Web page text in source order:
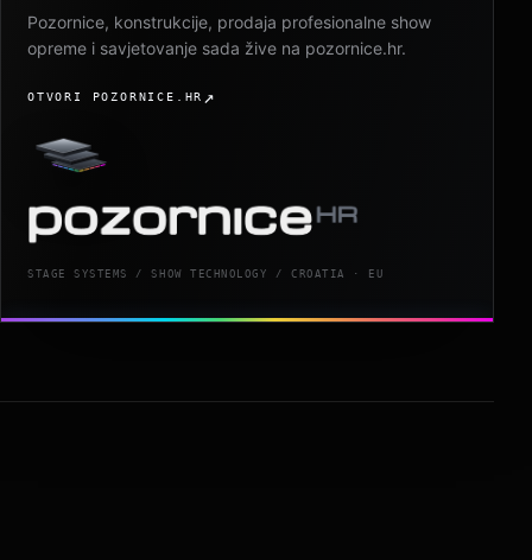
Pozornice, konstrukcije, prodaja profesionalne show
opreme i savjetovanje sada žive na pozornice.hr.
OTVORI POZORNICE.HR
STAGE SYSTEMS / SHOW TECHNOLOGY / CROATIA · EU